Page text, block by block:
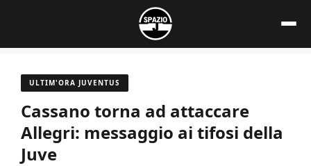
contenuto
ULTIM'ORA JUVENTUS
Cassano torna ad attaccare
Allegri: messaggio ai tifosi della
Juve